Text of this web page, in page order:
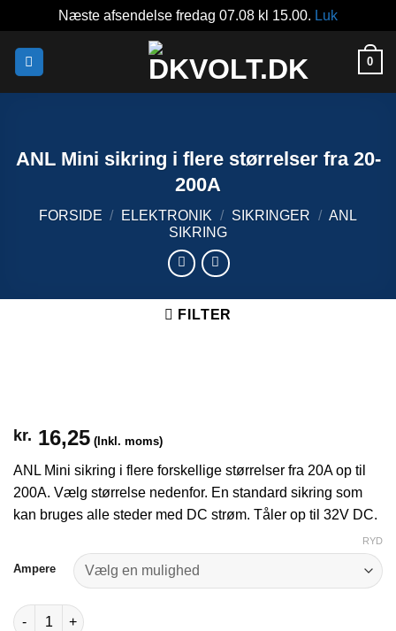
Næste afsendelse fredag 07.08 kl 15.00. Luk
0
ANL Mini sikring i flere størrelser fra 20-
200A
FORSIDE / ELEKTRONIK / SIKRINGER / ANL
SIKRING
FILTER
kr. 16,25 (Inkl. moms)
ANL Mini sikring i flere forskellige størrelser fra 20A op til
200A. Vælg størrelse nedenfor. En standard sikring som
kan bruges alle steder med DC strøm. Tåler op til 32V DC.
Ampere
RYD
ANL Mini sikring i flere størrelser fra 20-200A antal